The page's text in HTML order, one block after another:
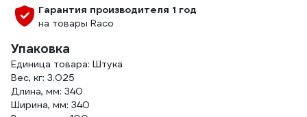
Гарантия производителя 1 год
на товары Raco
Упаковка
Единица товара: Штука
Вес, кг: 3.025
Длина, мм: 340
Ширина, мм: 340